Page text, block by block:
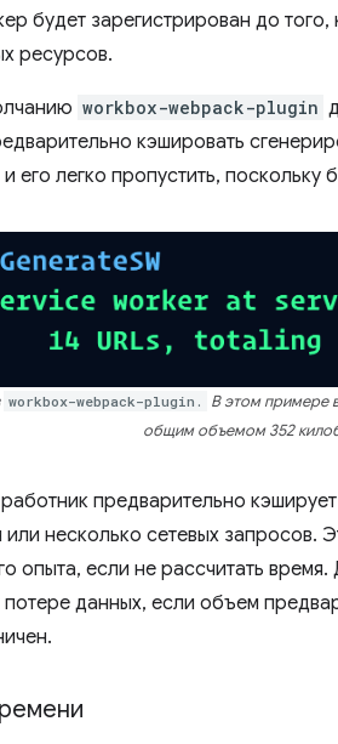
будет зарегистрирован до
ресурсов.
workbox-webpack-plugin
кэшировать
его легко пропустить, поскольку
workbox-webpack-plugin.
В этом примере
общим объемом 352
предварительно
или несколько сетевых запросов.
опыта, если не рассчитать
потере данных, если объем